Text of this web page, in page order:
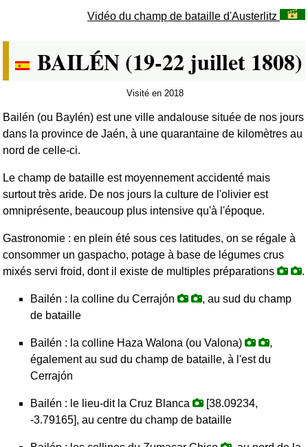
Vidéo du champ de bataille d'Austerlitz
BAILÉN (19-22 juillet 1808)
Visité en 2018
Bailén (ou Baylén) est une ville andalouse située de nos jours
dans la province de Jaén, à une quarantaine de kilomètres au
nord de celle-ci.
Le champ de bataille est moyennement accidenté mais
surtout très aride. De nos jours la culture de l'olivier est
omniprésente, beaucoup plus intensive qu'à l'époque.
Gastronomie : en plein été sous ces latitudes, on se régale à
consommer un gaspacho, potage à base de légumes crus
mixés servi froid, dont il existe de multiples préparations
.
Bailén : la colline du Cerrajón
, au sud du champ
de bataille
Bailén : la colline Haza Walona (ou Valona)
,
également au sud du champ de bataille, à l'est du
Cerrajón
Bailén : le lieu-dit la Cruz Blanca
[38.09234,
-3.79165], au centre du champ de bataille